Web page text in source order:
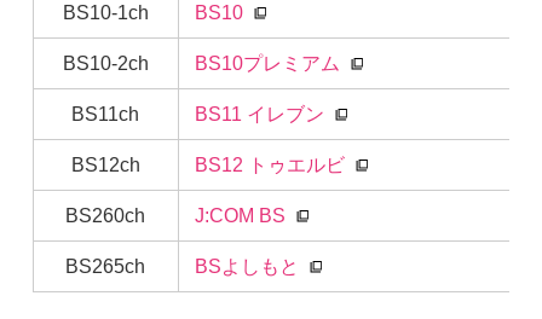
BS10-1ch BS10
BS10-2ch BS10プレミアム
BS11ch BS11 イレブン
BS12ch BS12 トゥエルビ
BS260ch J:COM BS
BS265ch BSよしもと